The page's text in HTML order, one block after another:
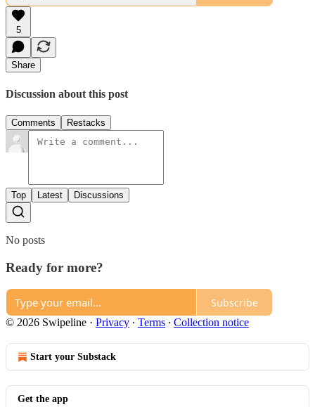
5
Share
Discussion about this post
Comments Restacks
Top Latest Discussions
No posts
Ready for more?
Subscribe
© 2026 Swipeline · Privacy ∙ Terms ∙ Collection notice
Start your Substack
Get the app